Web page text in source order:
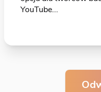
YouTube...